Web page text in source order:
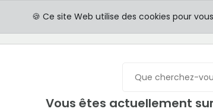
PROFESSIONNELS PARTICULIERS
Vous êtes actuellement
🍪 Ce site Web utilise des cookies pour